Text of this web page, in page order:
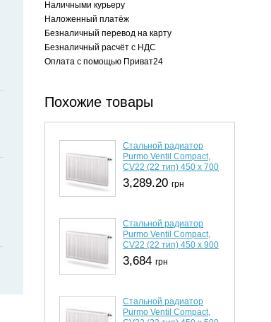
Наличными курьеру
Наложенный платёж
Безналичный перевод на карту
Безналичный расчёт с НДС
Оплата с помощью Приват24
Похожие товары
Стальной радиатор
Purmo Ventil Compact,
CV22 (22 тип) 450 х 700
3,289.20 грн
Стальной радиатор
Purmo Ventil Compact,
CV22 (22 тип) 450 х 900
3,684 грн
Стальной радиатор
Purmo Ventil Compact,